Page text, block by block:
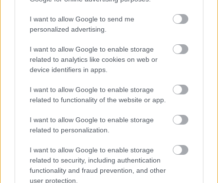
I want to allow Google to send me
personalized advertising.
I want to allow Google to enable storage
related to analytics like cookies on web or
device identifiers in apps.
I want to allow Google to enable storage
related to functionality of the website or app.
I want to allow Google to enable storage
related to personalization.
I want to allow Google to enable storage
related to security, including authentication
functionality and fraud prevention, and other
user protection.
egyetemi modellt.
Emellett rákérdeztünk a kecskeméti
munkaerőpiac helyzetére is: a Mercedes-gyár
munkaerőigény, miközben az elmúlt években
egyre több külföldi – korábban főként